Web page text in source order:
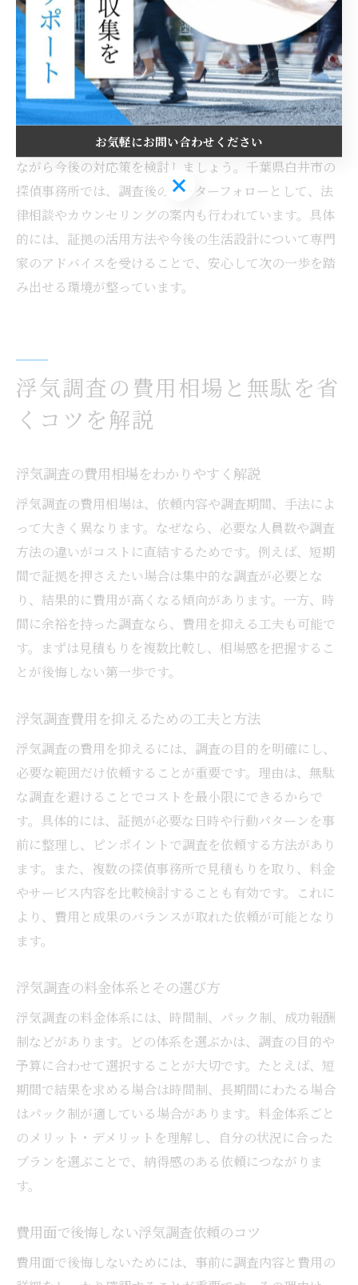
ることで、どちらの道を選んでも後悔しない判断ができ
るのです。
浮気調査後の対応策と冷静な判断方法
浮気調査後は、証拠をもとに冷静に話し合いを行うこと
が大切です。感情的にならず、第三者のサポートを受け
ながら今後の対応策を検討しましょう。千葉県白井市の
探偵事務所では、調査後のアフターフォローとして、法
律相談やカウンセリングの案内も行われています。具体
的には、証拠の活用方法や今後の生活設計について専門
家のアドバイスを受けることで、安心して次の一歩を踏
み出せる環境が整っています。
浮気調査の費用相場と無駄を省
くコツを解説
浮気調査の費用相場をわかりやすく解説
浮気調査の費用相場は、依頼内容や調査期間、手法によ
って大きく異なります。なぜなら、必要な人員数や調査
方法の違いがコストに直結するためです。例えば、短期
間で証拠を押さえたい場合は集中的な調査が必要とな
り、結果的に費用が高くなる傾向があります。一方、時
間に余裕を持った調査なら、費用を抑える工夫も可能で
す。まずは見積もりを複数比較し、相場感を把握するこ
とが後悔しない第一歩です。
浮気調査費用を抑えるための工夫と方法
浮気調査の費用を抑えるには、調査の目的を明確にし、
必要な範囲だけ依頼することが重要です。理由は、無駄
な調査を避けることでコストを最小限にできるからで
す。具体的には、証拠が必要な日時や行動パターンを事
前に整理し、ピンポイントで調査を依頼する方法があり
ます。また、複数の探偵事務所で見積もりを取り、料金
やサービス内容を比較検討することも有効です。これに
より、費用と成果のバランスが取れた依頼が可能となり
ます。
浮気調査の料金体系とその選び方
浮気調査の料金体系には、時間制、パック制、成功報酬
制などがあります。どの体系を選ぶかは、調査の目的や
予算に合わせて選択することが大切です。たとえば、短
期間で結果を求める場合は時間制、長期間にわたる場合
はパック制が適している場合があります。料金体系ごと
のメリット・デメリットを理解し、自分の状況に合った
プランを選ぶことで、納得感のある依頼につながりま
す。
費用面で後悔しない浮気調査依頼のコツ
費用面で後悔しないためには、事前に調査内容と費用の
お気軽にお問い合わせください
お気軽にお問い合わせください